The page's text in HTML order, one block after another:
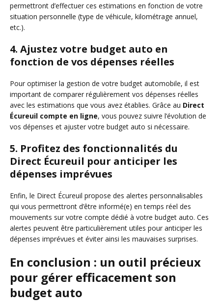
permettront d’effectuer ces estimations en fonction de votre
situation personnelle (type de véhicule, kilométrage annuel,
etc.).
4. Ajustez votre budget auto en
fonction de vos dépenses réelles
Pour optimiser la gestion de votre budget automobile, il est
important de comparer régulièrement vos dépenses réelles
avec les estimations que vous avez établies. Grâce au Direct
Écureuil compte en ligne, vous pouvez suivre l’évolution de
vos dépenses et ajuster votre budget auto si nécessaire.
5. Profitez des fonctionnalités du
Direct Écureuil pour anticiper les
dépenses imprévues
Enfin, le Direct Écureuil propose des alertes personnalisables
qui vous permettront d’être informé(e) en temps réel des
mouvements sur votre compte dédié à votre budget auto. Ces
alertes peuvent être particulièrement utiles pour anticiper les
dépenses imprévues et éviter ainsi les mauvaises surprises.
En conclusion : un outil précieux
pour gérer efficacement son
budget auto